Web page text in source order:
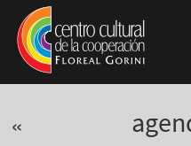
Pasar al contenido principal
Jump to main content
«